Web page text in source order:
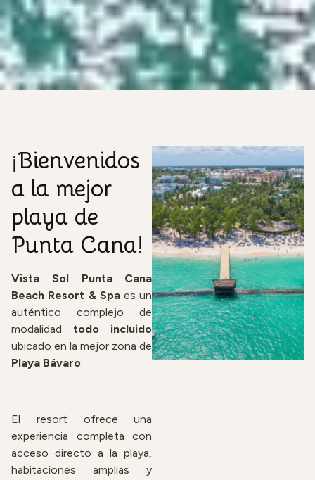
¡Bienvenidos
a la mejor
playa de
Punta Cana!
Vista Sol Punta Cana
Beach Resort & Spaes un
auténtico complejo de
modalidad todo incluido
ubicado en la mejor zona de
Playa Bávaro.
El resort ofrece una
experiencia completa con
acceso directo a la playa,
habitaciones amplias y